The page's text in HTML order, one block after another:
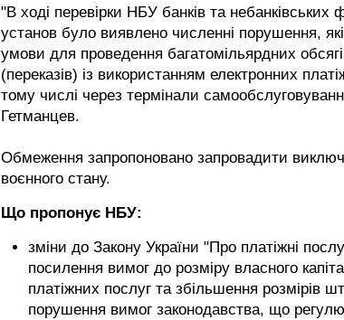
"В ході перевірки НБУ банків та небанківських
установ було виявлено численні порушення,
умови для проведення багатомільярдних
(переказів) із використанням електронних
тому числі через термінали
Гетманцев.
Обмеження запропоновано запровадити
воєнного стану.
Що пропонує НБУ:
зміни до Закону України "Про платіжні
посилення вимог до розміру власного
платіжних послуг та збільшення розмірів
порушення вимог законодавства, що